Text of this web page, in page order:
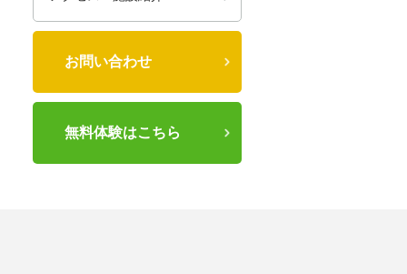
お問い合わせ
無料体験はこちら